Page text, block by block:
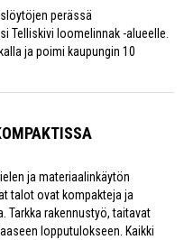
perässä
Telliskivi loomelinnak -alueelle.
ja poimi kaupungin 10
ja materiaalinkäytön
talot ovat kompakteja ja
Tarkka rakennustyö, taitavat
lopputulokseen. Kaikki